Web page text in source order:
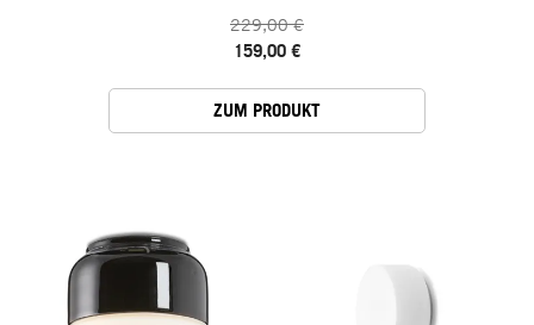
229,00 €
159,00 €
ZUM PRODUKT